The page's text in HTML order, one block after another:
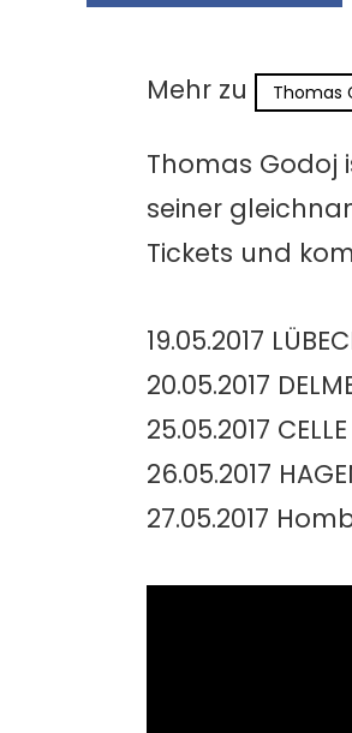
Mehr zu Thomas
Thomas Godoj
seiner
Tickets und
19.05.2017
20.05.2017
25.05.2017
26.05.2017
27.05.2017